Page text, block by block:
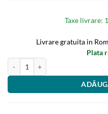
Taxe livrare:
Livrare gratuita in
Plata